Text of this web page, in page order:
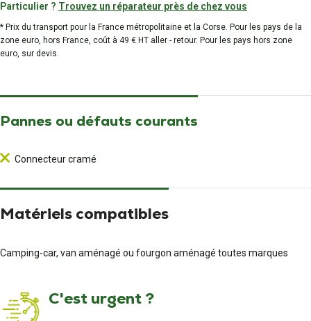
Particulier ? Trouvez un réparateur près de chez vous
* Prix du transport pour la France métropolitaine et la Corse. Pour les pays de la
zone euro, hors France, coût à 49 € HT aller - retour. Pour les pays hors zone
euro, sur devis.
Pannes ou défauts courants
Connecteur cramé
Matériels compatibles
Camping-car, van aménagé ou fourgon aménagé toutes marques
C'est urgent ?